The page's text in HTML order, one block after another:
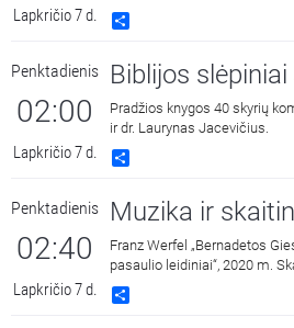
Lapkričio 7 d.
„Septynaukštis kalnas“,
2011 m. ir „Jonos ženklas“,
Penktadienis
02:00
Lapkričio 7 d.
Biblijos slėpiniai
Pradžios knygos 40 skyrių
ir dr. Laurynas Jacevičius.
Penktadienis
02:40
Lapkričio 7 d.
Muzika ir
Franz Werfel „Bernadetos
pasaulio leidiniai“, 2020 m.
Kazragytė.